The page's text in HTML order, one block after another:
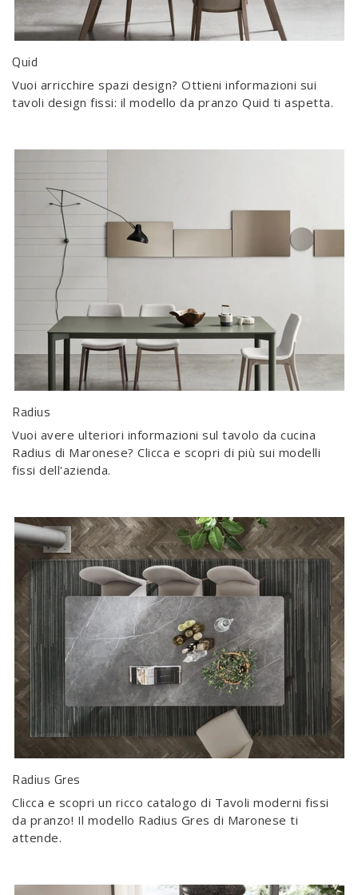
Quid
Vuoi arricchire spazi design? Ottieni informazioni sui
tavoli design fissi: il modello da pranzo Quid ti aspetta.
Radius
Vuoi avere ulteriori informazioni sul tavolo da cucina
Radius di Maronese? Clicca e scopri di più sui modelli
fissi dell'azienda.
Radius Gres
Clicca e scopri un ricco catalogo di Tavoli moderni fissi
da pranzo! Il modello Radius Gres di Maronese ti
attende.